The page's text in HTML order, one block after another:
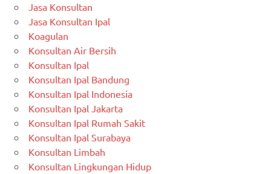
Jasa Konsultan
Jasa Konsultan Ipal
Koagulan
Konsultan Air Bersih
Konsultan Ipal
Konsultan Ipal Bandung
Konsultan Ipal Indonesia
Konsultan Ipal Jakarta
Konsultan Ipal Rumah Sakit
Konsultan Ipal Surabaya
Konsultan Limbah
Konsultan Lingkungan Hidup